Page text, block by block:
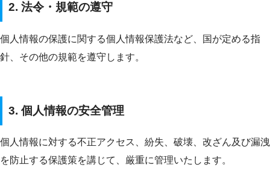
2. 法令・規範の遵守
個人情報の保護に関する個人情報保護法など、国が定める指
針、その他の規範を遵守します。
3. 個人情報の安全管理
個人情報に対する不正アクセス、紛失、破壊、改ざん及び漏洩
を防止する保護策を講じて、厳重に管理いたします。